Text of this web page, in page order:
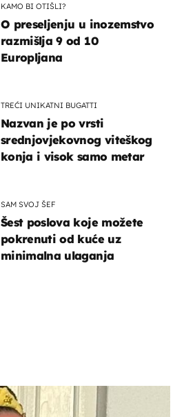
KAMO BI OTIŠLI?
O preseljenju u inozemstvo
razmišlja 9 od 10
Europljana
TREĆI UNIKATNI BUGATTI
Nazvan je po vrsti
srednjovjekovnog viteškog
konja i visok samo metar
SAM SVOJ ŠEF
Šest poslova koje možete
pokrenuti od kuće uz
minimalna ulaganja